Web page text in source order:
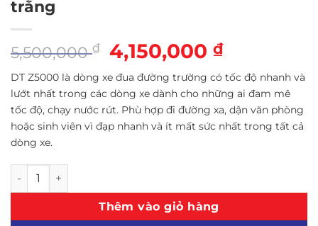
trắng
5,500,000₫
Giá
gốc
là:
5,500,000 ₫.
4,150,000₫Giá
tại
là:
4,150,000
DT Z5000 là dòng xe đua đường trường có tốc độ nhanh và
lướt nhất trong các dòng xe dành cho những ai đam mê
tốc độ, chạy nước rút. Phù hợp đi đường xa, dận văn phòng
hoặc sinh viên vì đạp nhanh và ít mất sức nhất trong tất cả
dòng xe.
Xe đạp tay cong DT Z5000 - Màu trắng số lượng
Thêm vào giỏ hàng